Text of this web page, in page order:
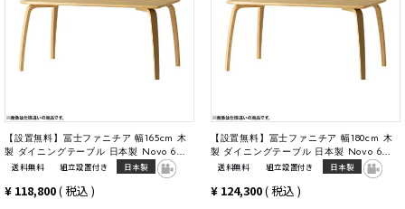
【設置無料】冨士ファニチア 幅165cm 木
製 ダイニングテーブル 日本製 Novo 6人
掛け 天然木 オーク材 六人用テーブル 食卓
送料無料 組立設置付き 日本製
¥ 118,800 税込
【設置無料】冨士ファニチア 幅180cm 木
製 ダイニングテーブル 日本製 Novo 6人
掛け 天然木 オーク材 六人用テーブル 食卓
送料無料 組立設置付き 日本製
¥ 124,300 税込